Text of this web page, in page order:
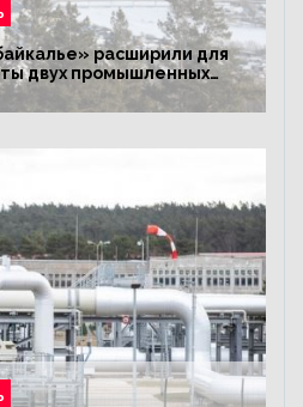
расширили для
двух промышленных